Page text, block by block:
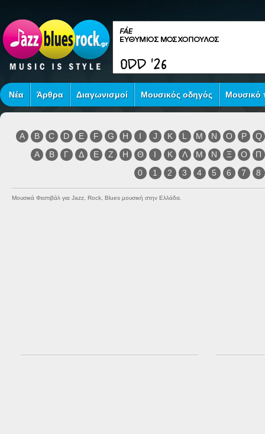
Νέα Άρθρα Διαγωνισμοί Μουσικός οδηγός Μουσικό
A B C D E F G H I J K L M N O P
Q
Α
Β Γ Δ Ε Ζ Η Θ Ι Κ Λ Μ Ν Ξ Ο
Π
0
1 2 3 4 5 6 7 8
Μουσικά Φεστιβάλ για Jazz, Rock, Blues μουσική στην Ελλάδα.